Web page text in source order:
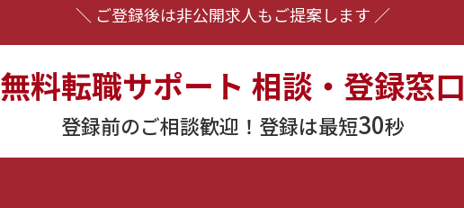
＼ ご登録後は非公開求人もご提案します ／
無料転職サポート 相談・登録窓口
登録前のご相談歓迎！登録は最短30秒